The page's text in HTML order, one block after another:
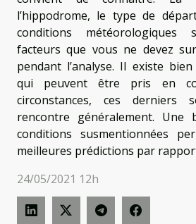
l’hippodrome, le type de
conditions
facteurs que vous ne devez
pendant l’analyse. Il existe
qui peuvent être pris en
circonstances, ces derniers
rencontre généralement. Une
conditions susmentionnées
meilleures prédictions par
24/05/2021 12h